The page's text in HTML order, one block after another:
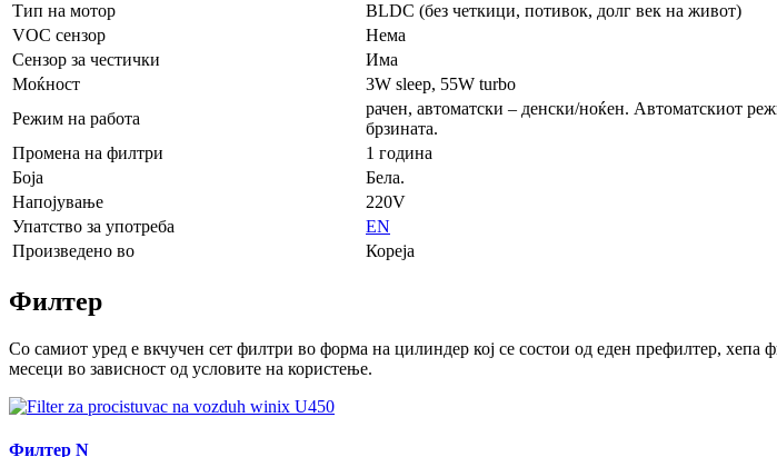
Тип на мотор
BLDC (без четкици, потивок, долг век на живот)
VOC сензор
Нема
Сензор за честички
Има
Моќност
3W sleep, 55W turbo
Режим на работа
рачен, автоматски – денски/ноќен. Автоматскиот
брзината.
Промена на филтри
1 година
Боја
Бела.
Напојување
220V
Упатство за употреба
EN
Произведено во
Кореја
Филтер
Со самиот уред e вкчучен сет филтри во форма на цилиндер кој се состои од еден префилтер,
месеци во зависност од условите на користење.
Филтер N